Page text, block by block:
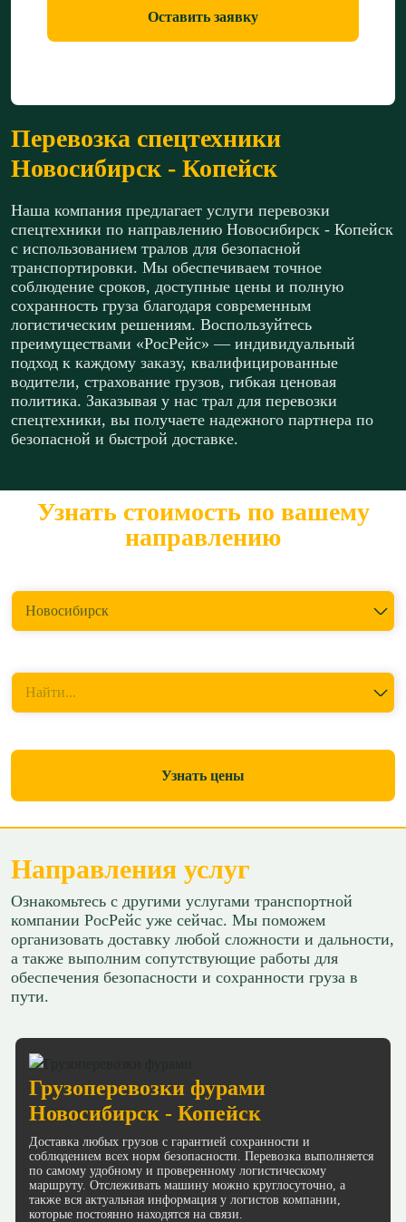
Перевозка спецтехники
Новосибирск - Копейск
Наша компания предлагает услуги перевозки
спецтехники по направлению Новосибирск - Копейск
с использованием тралов для безопасной
транспортировки. Мы обеспечиваем точное
соблюдение сроков, доступные цены и полную
сохранность груза благодаря современным
логистическим решениям. Воспользуйтесь
преимуществами «РосРейс» — индивидуальный
подход к каждому заказу, квалифицированные
водители, страхование грузов, гибкая ценовая
политика. Заказывая у нас трал для перевозки
спецтехники, вы получаете надежного партнера по
безопасной и быстрой доставке.
Оставить заявку
Узнать стоимость по вашему
направлению
Новосибирск
Найти...
Узнать цены
Направления услуг
Ознакомьтесь с другими услугами транспортной
компании РосРейс уже сейчас. Мы поможем
организовать доставку любой сложности и дальности,
а также выполним сопутствующие работы для
обеспечения безопасности и сохранности груза в
пути.
Грузоперевозки фурами
Новосибирск - Копейск
Доставка любых грузов с гарантией сохранности и
соблюдением всех норм безопасности. Перевозка выполняется
по самому удобному и проверенному логистическому
маршруту. Отслеживать машину можно круглосуточно, а
также вся актуальная информация у логистов компании,
которые постоянно находятся на связи.